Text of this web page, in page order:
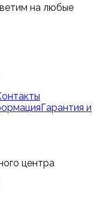
на любые
Гарантия и
центра